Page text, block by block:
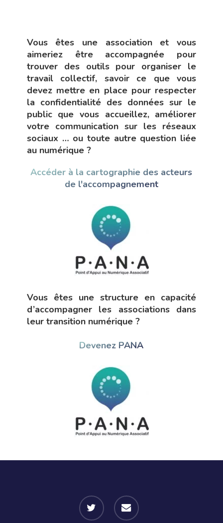
Vous êtes une association et vous
aimeriez être accompagnée pour
trouver des outils pour organiser le
travail collectif, savoir ce que vous
devez mettre en place pour respecter
la confidentialité des données sur le
public que vous accueillez, améliorer
votre communication sur les réseaux
sociaux … ou toute autre question liée
au numérique ?
Accéder à la cartographie des acteurs
de l'accompagnement
Vous êtes une structure en capacité
d’accompagner les associations dans
leur transition numérique ?
Devenez PANA
twitter email